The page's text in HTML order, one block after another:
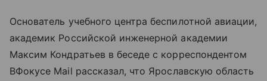
Основатель учебного центра беспилотной авиации,
академик Российской инженерной академии
Максим Кондратьев в беседе с корреспондентом
ВФокусе Mail рассказал, что Ярославскую область